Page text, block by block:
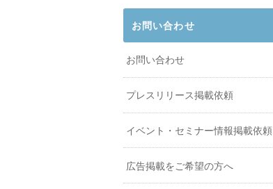
お問い合わせ
お問い合わせ
プレスリリース掲載依頼
イベント・セミナー情報掲載依頼
広告掲載をご希望の方へ